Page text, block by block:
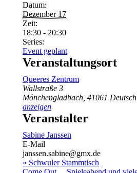
Datum:
Dezember 17
Zeit:
18:30 - 20:30
Series:
Event geplant
Veranstaltungsort
Queeres Zentrum
Wallstraße 3
Mönchengladbach 41061
anzeigen
Veranstalter
Sabine Janssen
E-Mail
janssen.sabine@gmx.de
« Schwuler Stammtisch